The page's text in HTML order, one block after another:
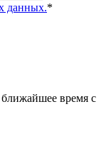
данных.*
время с